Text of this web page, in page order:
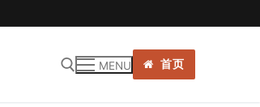
MENU 首页